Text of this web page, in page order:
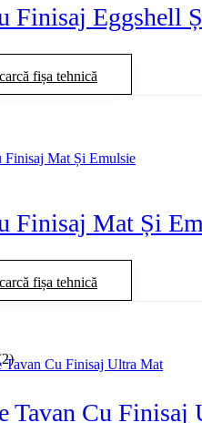
Finisaj Eggshell
fișa tehnică
Finisaj Mat Și
fișa tehnică
Tavan Cu Finisaj